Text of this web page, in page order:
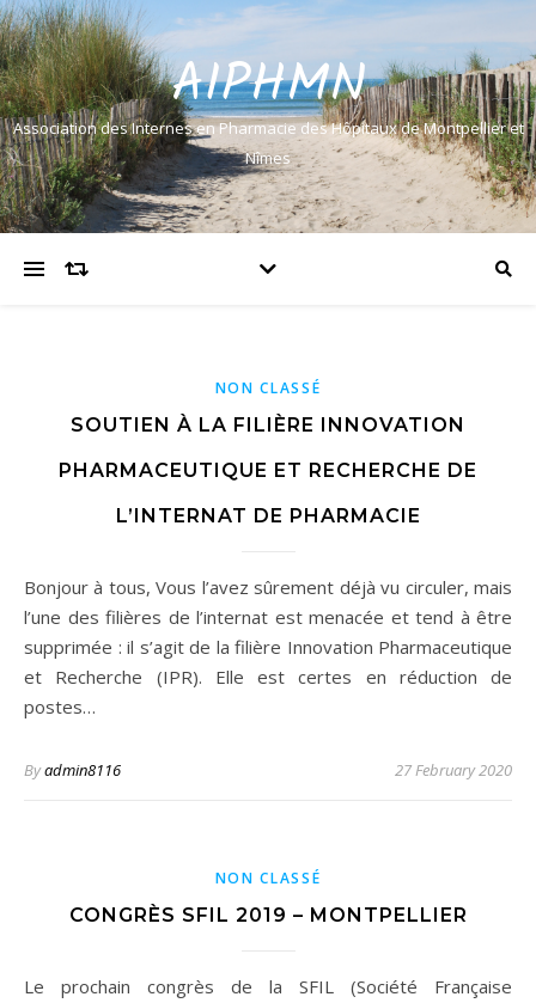
AIPHMN
Association des Internes en Pharmacie des Hôpitaux de Montpellier et
Nîmes
NON CLASSÉ
SOUTIEN À LA FILIÈRE INNOVATION
PHARMACEUTIQUE ET RECHERCHE DE
L’INTERNAT DE PHARMACIE
Bonjour à tous, Vous l’avez sûrement déjà vu circuler, mais
l’une des filières de l’internat est menacée et tend à être
supprimée : il s’agit de la filière Innovation Pharmaceutique
et Recherche (IPR). Elle est certes en réduction de
postes…
Byadmin8116 27 February 2020
NON CLASSÉ
CONGRÈS SFIL 2019 – MONTPELLIER
Le prochain congrès de la SFIL (Société Française